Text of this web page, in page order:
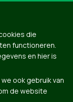
die
functioneren.
en hier is
ook gebruik van
de website